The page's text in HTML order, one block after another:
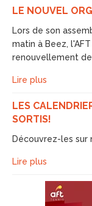
LE NOUVEL
Lors de son
matin à Beez,
renouvellement
Lire plus
LES
SORTIS!
Découvrez-les sur
Lire plus